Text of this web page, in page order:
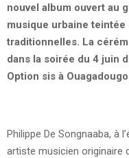
nouvel album ouvert au
musique urbaine
traditionnelles. La
dans la soirée du 4 juin
Option sis à
Philippe De Songnaaba, à
artiste musicien originaire